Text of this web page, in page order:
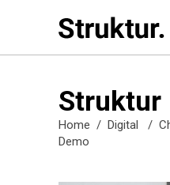
Struktur
Home / Digital /
Demo